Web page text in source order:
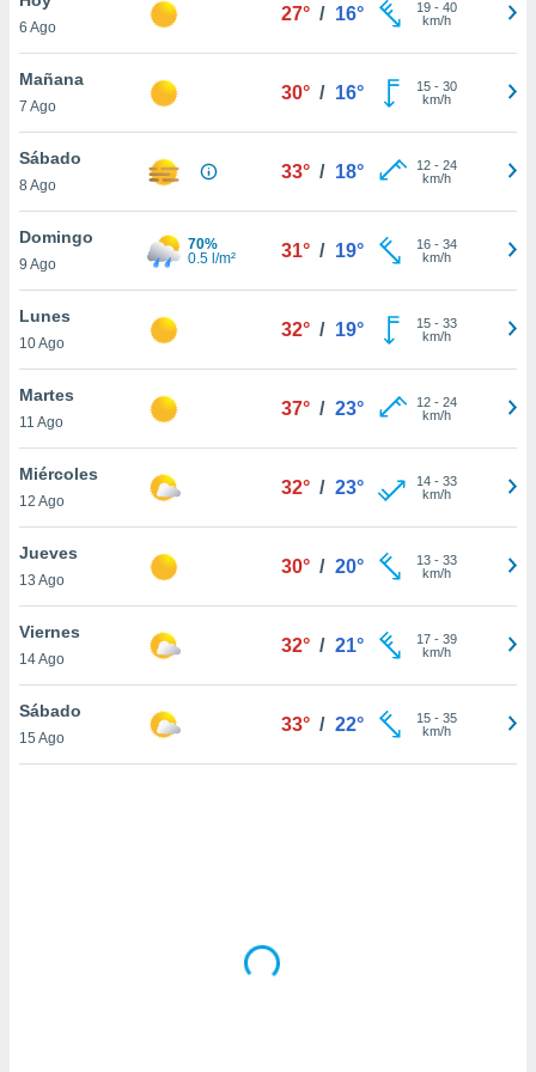
en
más
nuestra
de
cookies
aceptar
En
de que
el sitio
se
6 Ago
27° / 16° 19- 40
km/h
Mañana
7 Ago
30° / 16° 15- 30
km/h
Sábado
8 Ago
33° / 18° 12- 24
km/h
Domingo
9 Ago
70%
0.5 l/m²
31° / 19° 16- 34
km/h
Lunes
10 Ago
32° / 19° 15- 33
km/h
Martes
11 Ago
37° / 23° 12- 24
km/h
Miércoles
12 Ago
32° / 23° 14- 33
km/h
Jueves
13 Ago
30° / 20° 13- 33
km/h
Viernes
14 Ago
32° / 21° 17- 39
km/h
Sábado
15 Ago
33° / 22° 15- 35
km/h